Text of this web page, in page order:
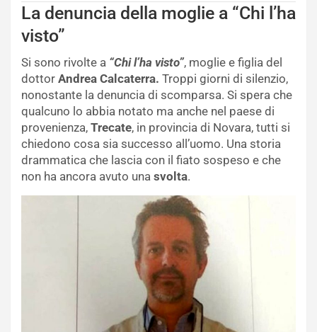
La denuncia della moglie a “Chi l’ha
visto”
Si sono rivolte a “Chi l’ha visto”, moglie e figlia del
dottor Andrea Calcaterra. Troppi giorni di silenzio,
nonostante la denuncia di scomparsa. Si spera che
qualcuno lo abbia notato ma anche nel paese di
provenienza, Trecate, in provincia di Novara, tutti si
chiedono cosa sia successo all’uomo. Una storia
drammatica che lascia con il fiato sospeso e che
non ha ancora avuto una svolta.